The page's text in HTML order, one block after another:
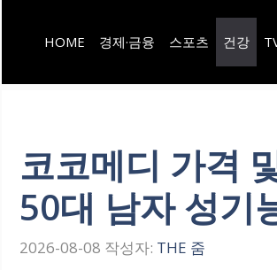
츠
HOME 경제·금융 스포츠 건강
코코메디 가격
50대 남자 성기
2026-08-08 작성자: THE 줌